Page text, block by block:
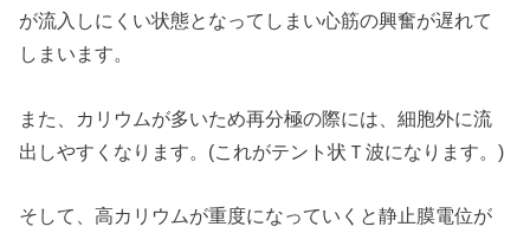
が流入しにくい状態となってしまい心筋の興奮が遅れて
しまいます。
また、カリウムが多いため再分極の際には、細胞外に流
出しやすくなります。(これがテント状Ｔ波になります。)
そして、高カリウムが重度になっていくと静止膜電位が